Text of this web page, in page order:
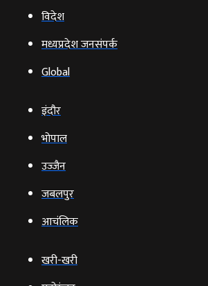
विदेश
मध्यप्रदेश जनसंपर्क
Global
इंदौर
भोपाल
उज्‍जैन
जबलपुर
आचंलिक
खरी-खरी